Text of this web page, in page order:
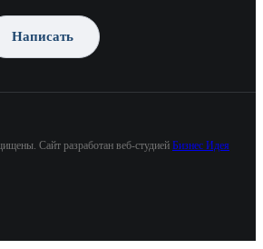
Написать
Сайт разработан веб-студией Бизнес Идея